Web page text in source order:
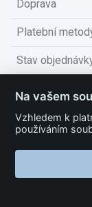
Doprava
Platební
Stav
Technické
Na vašem
Vzhledem k
používáním